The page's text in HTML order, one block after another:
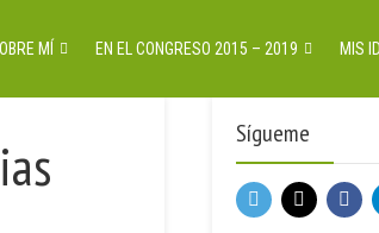
MÍ EN EL CONGRESO 2015 – 2019 MIS
Sígueme